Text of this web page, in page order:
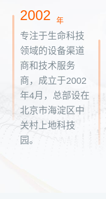
2002 年
专注于生命科技
领域的设备渠道
商和技术服务
商，成立于2002
年4月，总部设在
北京市海淀区中
关村上地科技
园。